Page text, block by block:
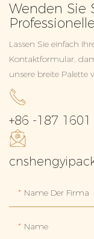
Wenden Sie
Lassen Sie einfach
Kontaktformular,
unsere breite Palette
+86 -187
Name Der Firma
Name